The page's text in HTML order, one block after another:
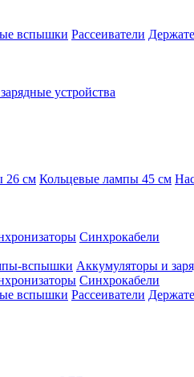
вспышки Рассеиватели
устройства
26 см Кольцевые лампы 45 см
Синхрокабели
вспышки Аккумуляторы и
Синхрокабели
вспышки Рассеиватели